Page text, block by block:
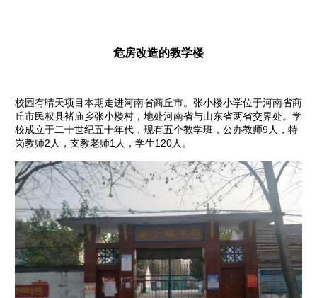
危房改造的教学楼
校园有晴天项目本期走进河南省商丘市。张小楼小学位于河南省商
丘市民权县褚庙乡张小楼村，地处河南省与山东省两省交界处。学
校成立于二十世纪五十年代，现有五个教学班，公办教师9人，特
岗教师2人，支教老师1人，学生120人。